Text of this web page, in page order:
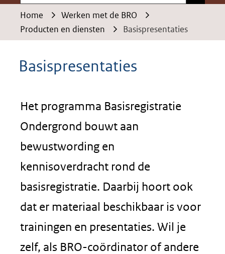
Home
Werken met de BRO
Producten en diensten
Basispresentaties
Basispresentaties
Het programma Basisregistratie
Ondergrond bouwt aan
bewustwording en
kennisoverdracht rond de
basisregistratie. Daarbij hoort ook
dat er materiaal beschikbaar is voor
trainingen en presentaties. Wil je
zelf, als BRO-coördinator of andere